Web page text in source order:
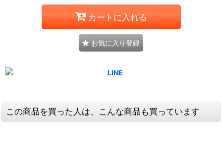
カートに入れる
お気に入り登録
この商品を買った人は、こんな商品も買っています